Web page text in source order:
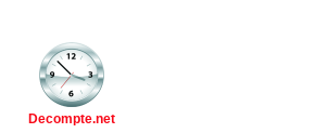
Decompte.net